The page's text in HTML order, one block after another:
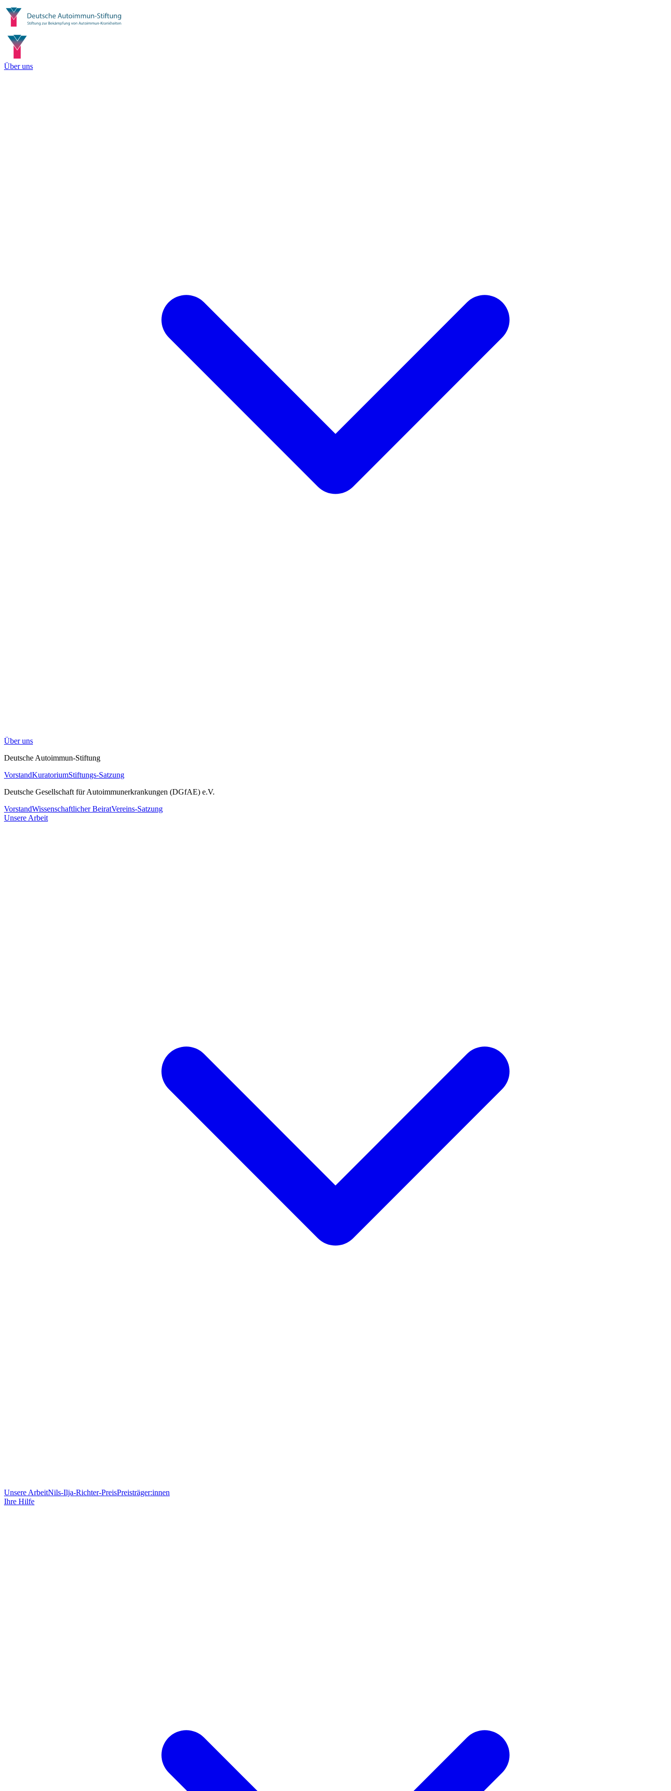
Über uns
Über uns
Deutsche Autoimmun-Stiftung
VorstandKuratoriumStiftungs-Satzung
Deutsche Gesellschaft für Autoimmunerkrankungen (DGfAE) e.V.
VorstandWissenschaftlicher BeiratVereins-Satzung
Unsere Arbeit
Unsere ArbeitNils-Ilja-Richter-PreisPreisträger:innen
Ihre Hilfe